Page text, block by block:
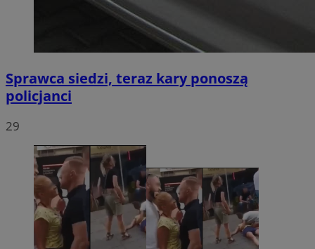
Sprawca siedzi, teraz kary ponoszą
policjanci
29